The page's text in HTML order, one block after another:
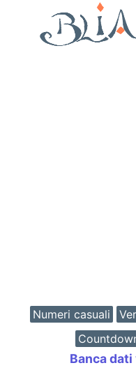
Numeri casuali
Banca